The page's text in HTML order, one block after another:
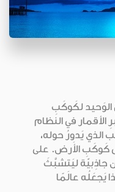
الوَحيد لكَوكَبِ
الأقمار في النظام
الذي يَدورُ حوله،
كَوكَبِ الأَرض. على
جاذِبيّة ليَتشبَّثَ
يَجعَلُه عالَمًا